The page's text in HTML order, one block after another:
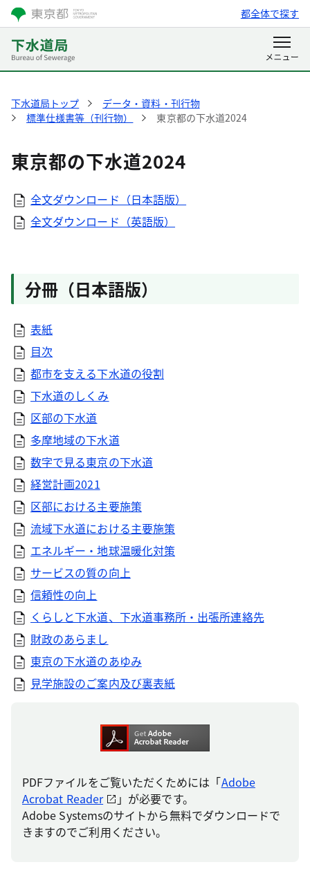
都全体で探す
下水道局トップ
データ・資料・刊行物
標準仕様書等（刊行物）
東京都の下水道2024
東京都の下水道2024
全文ダウンロード（日本語版）
全文ダウンロード（英語版）
分冊（日本語版）
表紙
目次
都市を支える下水道の役割
下水道のしくみ
区部の下水道
多摩地域の下水道
数字で見る東京の下水道
経営計画2021
区部における主要施策
流域下水道における主要施策
エネルギー・地球温暖化対策
サービスの質の向上
信頼性の向上
くらしと下水道、下水道事務所・出張所連絡先
財政のあらまし
東京の下水道のあゆみ
見学施設のご案内及び裏表紙
PDFファイルをご覧いただくためには「Adobe
Acrobat Reader
」が必要です。
Adobe Systemsのサイトから無料でダウンロードで
きますのでご利用ください。